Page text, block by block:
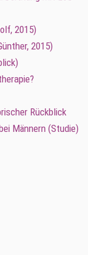
2015)
2015)
Rückblick
Männern (Studie)